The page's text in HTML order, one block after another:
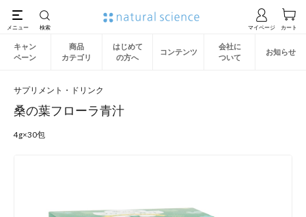
キャン
ペーン
商品
カテゴリ
はじめて
の方へ
コンテンツ
会社に
ついて
お知らせ
サプリメント・ドリンク
桑の葉フローラ青汁
4g×30包